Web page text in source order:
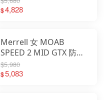
ML037513
$4,828
Merrell 女 MOAB
SPEED 2 MID GTX 防水
登山健行鞋
ML00003463
$5,980
$5,083